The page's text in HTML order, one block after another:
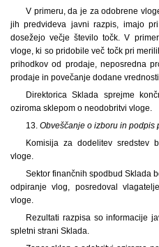
V primeru, da je za odobrene
jih predvideva javni razpis, imajo
dosežejo večje število točk. V
vloge, ki so pridobile več točk pri
prihodkov od prodaje, neposredna
prodaje in povečanje dodane
Direktorica Sklada sprejme
oziroma sklepom o neodobritvi vloge.
13. Obveščanje o izboru in podpis
Komisija za dodelitev sredstev
vloge.
Sektor finančnih spodbud Sklada
odpiranje vlog, posredoval
vloge.
Rezultati razpisa so informacije
spletni strani Sklada.